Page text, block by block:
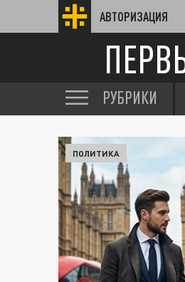
АВТОРИЗАЦИЯ
РУБРИКИ
ПОЛИТИКА